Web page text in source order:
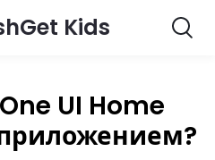
Kids
UI Home